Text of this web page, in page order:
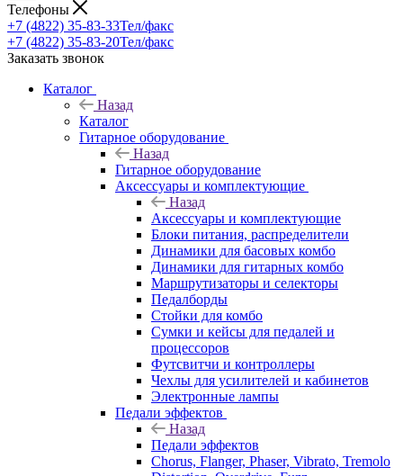
Телефоны
+7 (4822) 35-83-33Тел/факс
+7 (4822) 35-83-20Тел/факс
Заказать звонок
Каталог
Назад
Каталог
Гитарное оборудование
Назад
Гитарное оборудование
Аксессуары и комплектующие
Назад
Аксессуары и комплектующие
Блоки питания, распределители
Динамики для басовых комбо
Динамики для гитарных комбо
Маршрутизаторы и селекторы
Педалборды
Стойки для комбо
Сумки и кейсы для педалей и
процессоров
Футсвитчи и контроллеры
Чехлы для усилителей и кабинетов
Электронные лампы
Педали эффектов
Назад
Педали эффектов
Chorus, Flanger, Phaser, Vibrato, Tremolo